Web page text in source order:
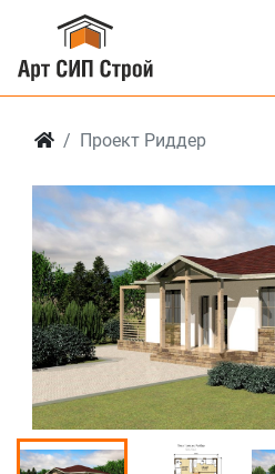
Проект Риддер